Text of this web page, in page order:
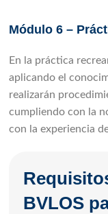
Módulo 6 –
En la práctica
aplicando el
realizarán
cumpliendo con la
con la experiencia
BVLOS